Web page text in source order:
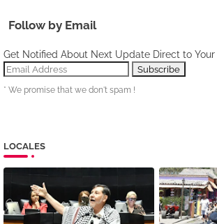
Follow by Email
Get Notified About Next Update Direct to Your
* We promise that we don't spam !
LOCALES